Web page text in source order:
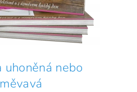
uhoněná nebo